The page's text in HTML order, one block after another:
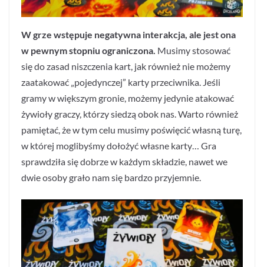
W grze wstępuje negatywna interakcja, ale jest ona
w pewnym stopniu ograniczona. Musimy stosować
się do zasad niszczenia kart, jak również nie możemy
zaatakować „pojedynczej” karty przeciwnika. Jeśli
gramy w większym gronie, możemy jedynie atakować
żywioły graczy, którzy siedzą obok nas. Warto również
pamiętać, że w tym celu musimy poświęcić własną turę,
w której moglibyśmy dołożyć własne karty… Gra
sprawdziła się dobrze w każdym składzie, nawet we
dwie osoby grało nam się bardzo przyjemnie.